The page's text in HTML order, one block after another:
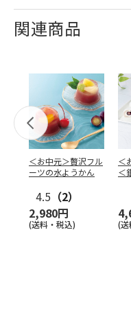
関連商品
＜お中元＞贅沢フル
ーツの水ようかん
4.5 （2）
2,980円
(送料・税込)
＜
＜
(送